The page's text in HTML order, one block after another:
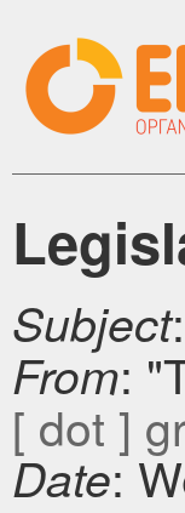
Subject
From:
[ dot ]
Date: